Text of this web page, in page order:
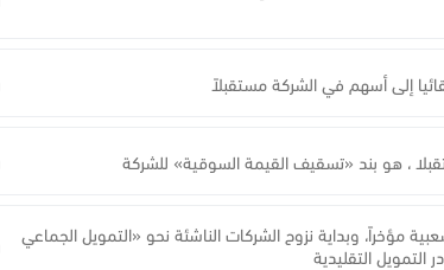
إلى أسهم في الشركة مستقبلاً
، هو بند «تسقيف القيمة السوقية» للشركة
مؤخراً، وبداية نزوح الشركات الناشئة نحو «التمويل الجماعي
التقليدية